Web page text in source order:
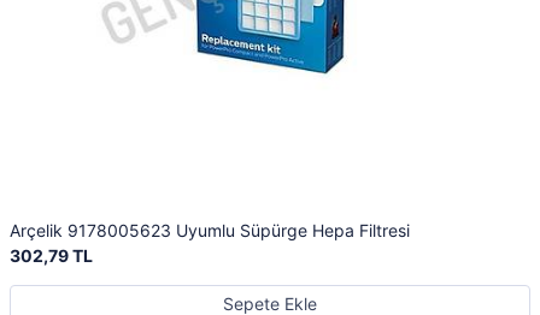
Arçelik 9178005623 Uyumlu Süpürge Hepa Filtresi
302,79 TL
Sepete Ekle